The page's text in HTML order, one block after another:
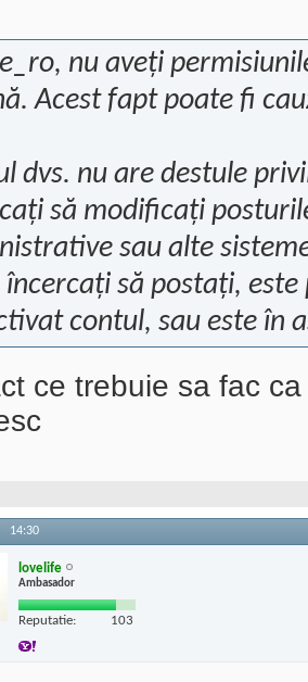
nu aveți
Acest fapt poate fi
dvs. nu are destule
să modificați
sau alte
încercați să postați,
contul, sau este în
ce trebuie sa fac
14:30
lovelife
Ambasador
Reputatie: 103